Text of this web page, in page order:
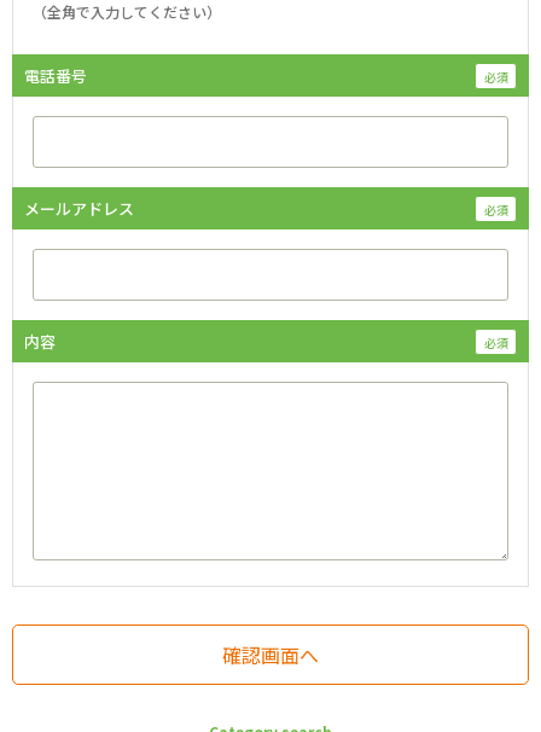
（全角で入力してください）
電話番号
メールアドレス
内容